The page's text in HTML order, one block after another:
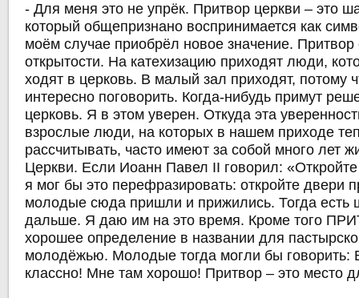
- Для меня это не упрёк. Притвор церкви – это
который общепризнано воспринимается как
моём случае приобрёл новое значение.
открытости. На катехизацию приходят люди,
ходят в церковь. В малый зал приходят, потому
интересно поговорить. Когда-нибудь примут
церковь. Я в этом уверен. Откуда эта
взрослые люди, на которых в нашем приходе
рассчитывать, часто имеют за собой много лет
Церкви. Если Иоанн Павел II говорил:
я мог бы это перефразировать: откройте двери
молодые сюда пришли и прижились. Тогда есть
дальше. Я даю им на это время. Кроме того
хорошее определение в названии для
молодёжью. Молодые тогда могли бы говорить:
классно! Мне там хорошо! Притвор – это место